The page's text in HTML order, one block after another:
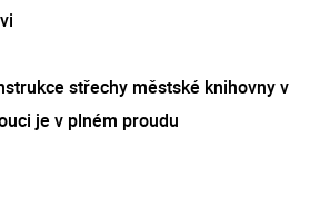
střechy městské knihovny v
je v plném proudu